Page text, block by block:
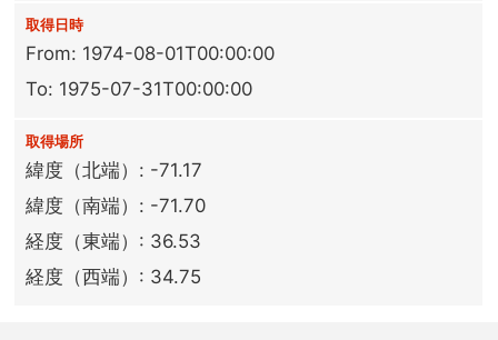
取得日時
From: 1974-08-01T00:00:00
To: 1975-07-31T00:00:00
取得場所
緯度（北端）: -71.17
緯度（南端）: -71.70
経度（東端）: 36.53
経度（西端）: 34.75